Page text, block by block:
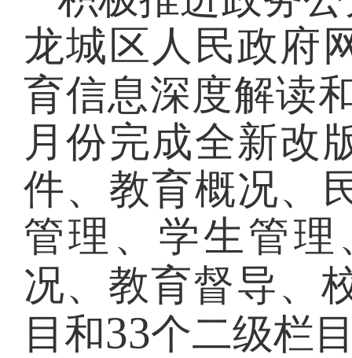
龙城区人民政府
育信息深度解读
月份完成全新改
件、教育概况、
管理、学生管
况、教育督导、
目和33个二级栏